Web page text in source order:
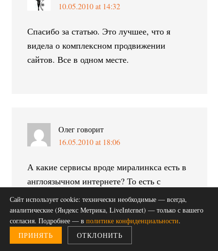
10.05.2010 at 14:32
Спасибо за статью. Это лучшее, что я
видела о комплексном продвижении
сайтов. Все в одном месте.
Олег говорит
16.05.2010 at 18:06
А какие сервисы вроде миралинкса есть в
англоязычном интернете? То есть с
разовой оплатой и постоянным
размещением статьи. Нашел штук 6
статейных бирж, но везде ежемесячная
оплата.
Сайт использует cookie: технически необходимые — всегда,
аналитические (Яндекс Метрика, LiveInternet) — только с вашего
согласия. Подробнее — в политике конфиденциальности.
ПРИНЯТЬ
ОТКЛОНИТЬ